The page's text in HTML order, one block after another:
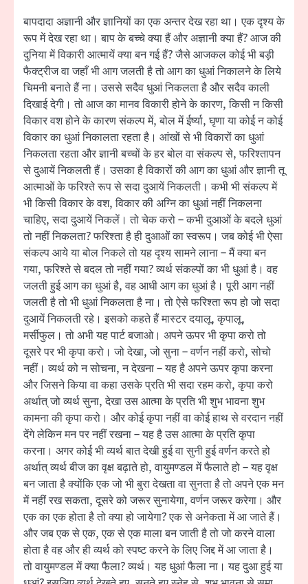
बापदादा अज्ञानी और ज्ञानियों का एक अन्तर देख रहा था। एक दृश्य के
रूप में देख रहा था। बाप के बच्चे क्या हैं और अज्ञानी क्या हैं? आज की
दुनिया में विकारी आत्मायें क्या बन गई हैं? जैसे आजकल कोई भी बड़ी
फैक्ट्रीज वा जहाँ भी आग जलती है तो आग का धुआं निकालने के लिये
चिमनी बनाते हैं ना। उससे सदैव धुआं निकलता है और सदैव काली
दिखाई देगी। तो आज का मानव विकारी होने के कारण, किसी न किसी
विकार वश होने के कारण संकल्प में, बोल में ईर्ष्या, घृणा या कोई न कोई
विकार का धुआं निकालता रहता है। आंखों से भी विकारों का धुआं
निकलता रहता और ज्ञानी बच्चों के हर बोल वा संकल्प से, फरिश्तापन
से दुआयें निकलती हैं। उसका है विकारों की आग का धुआं और ज्ञानी तू
आत्माओं के फरिश्ते रूप से सदा दुआयें निकलती। कभी भी संकल्प में
भी किसी विकार के वश, विकार की अग्नि का धुआं नहीं निकलना
चाहिए, सदा दुआयें निकलें। तो चेक करो – कभी दुआओं के बदले धुआं
तो नहीं निकलता? फरिश्ता है ही दुआओं का स्वरूप। जब कोई भी ऐसा
संकल्प आये या बोल निकले तो यह दृश्य सामने लाना – मैं क्या बन
गया, फरिश्ते से बदल तो नहीं गया? व्यर्थ संकल्पों का भी धुआं है। वह
जलती हुई आग का धुआं है, वह आधी आग का धुआं है। पूरी आग नहीं
जलती है तो भी धुआं निकलता है ना। तो ऐसे फरिश्ता रूप हो जो सदा
दुआयें निकलती रहे। इसको कहते हैं मास्टर दयालू, कृपालू,
मर्सीफुल। तो अभी यह पार्ट बजाओ। अपने ऊपर भी कृपा करो तो
दूसरे पर भी कृपा करो। जो देखा, जो सुना – वर्णन नहीं करो, सोचो
नहीं। व्यर्थ को न सोचना, न देखना – यह है अपने ऊपर कृपा करना
और जिसने किया वा कहा उसके प्रति भी सदा रहम करो, कृपा करो
अर्थात् जो व्यर्थ सुना, देखा उस आत्मा के प्रति भी शुभ भावना शुभ
कामना की कृपा करो। और कोई कृपा नहीं वा कोई हाथ से वरदान नहीं
देंगे लेकिन मन पर नहीं रखना – यह है उस आत्मा के प्रति कृपा
करना। अगर कोई भी व्यर्थ बात देखी हुई वा सुनी हुई वर्णन करते हो
अर्थात् व्यर्थ बीज का वृक्ष बढ़ाते हो, वायुमण्डल में फैलाते हो – यह वृक्ष
बन जाता है क्योंकि एक जो भी बुरा देखता वा सुनता है तो अपने एक मन
में नहीं रख सकता, दूसरे को जरूर सुनायेगा, वर्णन जरूर करेगा। और
एक का एक होता है तो क्या हो जायेगा? एक से अनेकता में आ जाते हैं।
और जब एक से एक, एक से एक माला बन जाती है तो जो करने वाला
होता है वह और ही व्यर्थ को स्पष्ट करने के लिए जिद्द में आ जाता है।
तो वायुमण्डल में क्या फैला? व्यर्थ। यह धुआं फैला ना। यह दुआ हुई या